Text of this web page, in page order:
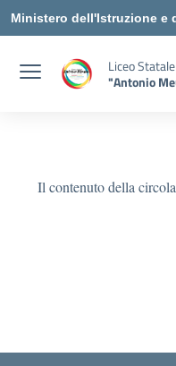
Ministero dell'Istruzione e
Liceo Statale
"Antonio
Il contenuto della